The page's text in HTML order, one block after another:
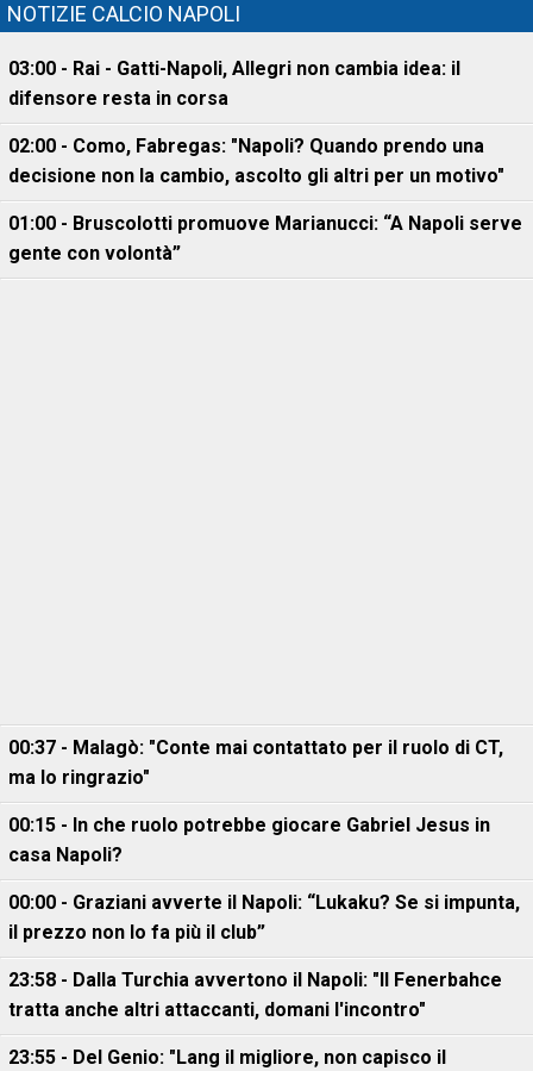
NOTIZIE CALCIO NAPOLI
03:00 - Rai - Gatti-Napoli, Allegri non cambia idea: il
difensore resta in corsa
02:00 - Como, Fabregas: "Napoli? Quando prendo una
decisione non la cambio, ascolto gli altri per un motivo"
01:00 - Bruscolotti promuove Marianucci: “A Napoli serve
gente con volontà”
00:37 - Malagò: "Conte mai contattato per il ruolo di CT,
ma lo ringrazio"
00:15 - In che ruolo potrebbe giocare Gabriel Jesus in
casa Napoli?
00:00 - Graziani avverte il Napoli: “Lukaku? Se si impunta,
il prezzo non lo fa più il club”
23:58 - Dalla Turchia avvertono il Napoli: "Il Fenerbahce
tratta anche altri attaccanti, domani l'incontro"
23:55 - Del Genio: "Lang il migliore, non capisco il